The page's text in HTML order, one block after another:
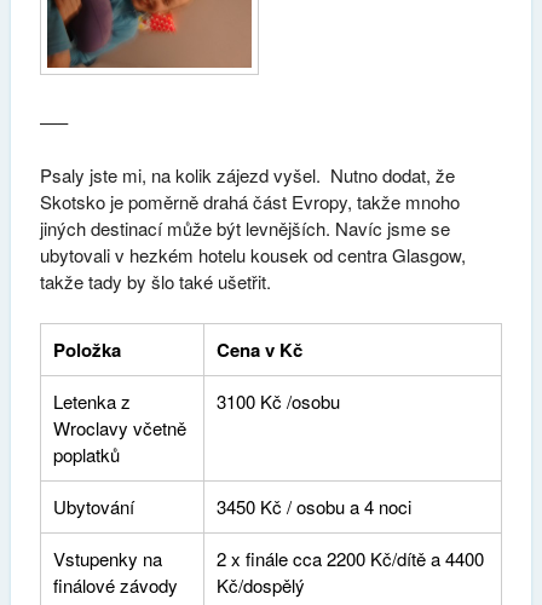
—–
Psaly jste mi, na kolik zájezd vyšel. Nutno dodat, že
Skotsko je poměrně drahá část Evropy, takže mnoho
jiných destinací může být levnějších. Navíc jsme se
ubytovali v hezkém hotelu kousek od centra Glasgow,
takže tady by šlo také ušetřit.
Položka Cena v Kč
Letenka z
Wroclavy včetně
poplatků
3100 Kč /osobu
Ubytování 3450 Kč / osobu a 4 noci
Vstupenky na
finálové závody
2 x finále cca 2200 Kč/dítě a 4400
Kč/dospělý